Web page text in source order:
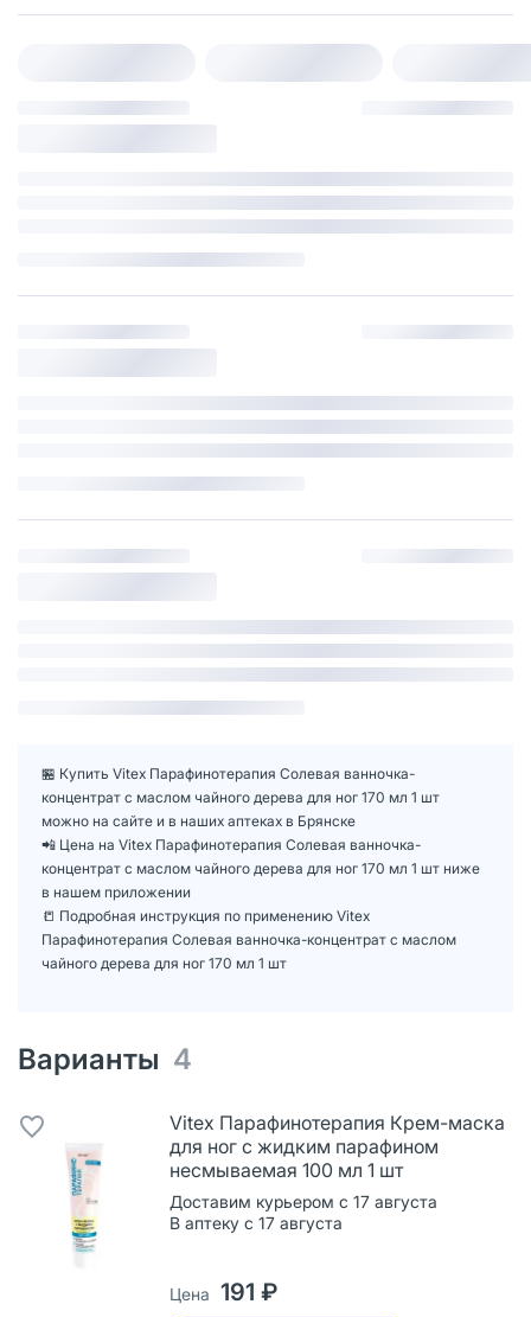
🏪 Купить Vitex Парафинотерапия Солевая ванночка-
концентрат с маслом чайного дерева для ног 170 мл 1 шт
можно на сайте и в наших аптеках в Брянске
📲 Цена на Vitex Парафинотерапия Солевая ванночка-
концентрат с маслом чайного дерева для ног 170 мл 1 шт ниже
в нашем приложении
📒 Подробная инструкция по применению Vitex
Парафинотерапия Солевая ванночка-концентрат с маслом
чайного дерева для ног 170 мл 1 шт
Варианты 4
Vitex Парафинотерапия Крем-маска
для ног с жидким парафином
несмываемая 100 мл 1 шт
Доставим курьером с 17 августа
В аптеку с 17 августа
Цена 191 ₽